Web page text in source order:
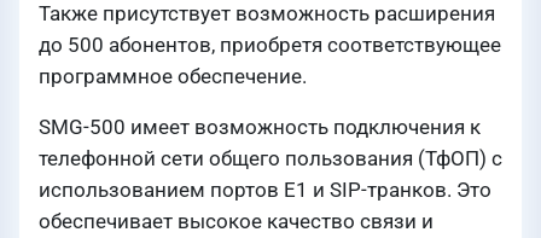
Также присутствует возможность расширения
до 500 абонентов, приобретя соответствующее
программное обеспечение.
SMG-500 имеет возможность подключения к
телефонной сети общего пользования (ТфОП) с
использованием портов Е1 и SIP-транков. Это
обеспечивает высокое качество связи и